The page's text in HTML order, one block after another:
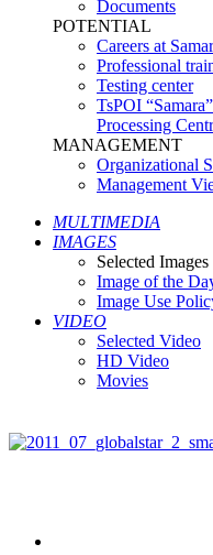
Documents
POTENTIAL
Careers at
Professional
Testing center
TsPOI
Processing
MANAGEMENT
Organizational
Management
MULTIMEDIA
IMAGES
Selected Images
Image of the
Image Use
VIDEO
Selected Video
HD Video
Movies